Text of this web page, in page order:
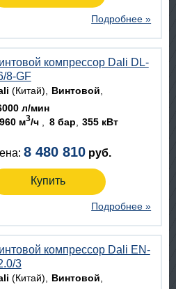
Подробнее »
компрессор Dali DL-
8-GF
(Китай)
Винтовой
л/мин
м3/ч 8 бар 355 кВт
8 480 810 руб.
Купить
Подробнее »
компрессор Dali EN-
3
(Китай)
Винтовой